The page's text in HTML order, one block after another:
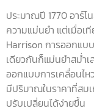
ประมาณปี 1770 อาร์
ความแม่นยำ แต่เมื่อ
Harrison การออกแ
เดียวกันก็แม่นยำสม่ำ
ออกแบบการเคลื่อนไห
มีปริมาณในราคาที่สม
ปรับเปลี่ยนได้ง่ายขึ้น